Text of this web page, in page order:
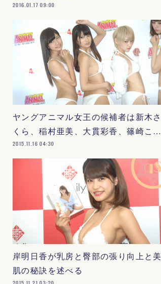
2016.01.17 09:00
ヤングアニマル女王の候補者は新木さ
くら、稲村亜美、大貫彩香、篠崎こ…
2015.11.16 04:30
岸明日香が乳房と臀部の張り向上と美
肌の秘訣を述べる